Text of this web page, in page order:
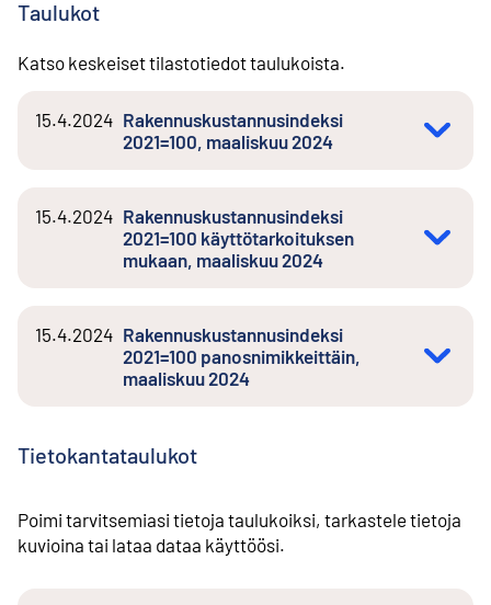
Taulukot
Katso keskeiset tilastotiedot taulukoista.
15.4.2024 Rakennuskustannusindeksi
2021=100, maaliskuu 2024
15.4.2024 Rakennuskustannusindeksi
2021=100 käyttötarkoituksen
mukaan, maaliskuu 2024
15.4.2024 Rakennuskustannusindeksi
2021=100 panosnimikkeittäin,
maaliskuu 2024
Tietokantataulukot
Poimi tarvitsemiasi tietoja taulukoiksi, tarkastele tietoja
kuvioina tai lataa dataa käyttöösi.